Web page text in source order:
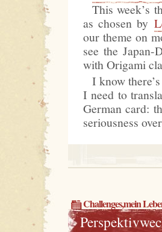
This week’s
as chosen by
our theme on
see the
with Origami
I know
I need to
German card:
seriousness
Challenges,mein